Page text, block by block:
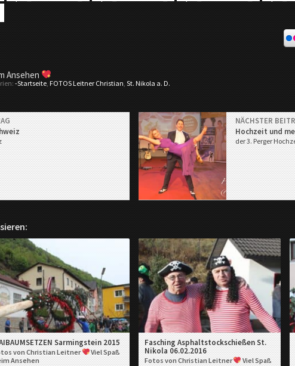
Ansehen
-Startseite, FOTOS Leitner Christian, St. Nikola a. D.
NÄCHSTER
Hochzeit und
der 3. Perger
Sarmingstein 2015
von Christian Leitner
Viel Spaß
Ansehen
Fasching Asphaltstockschießen St.
Nikola 06.02.2016
Fotos von Christian Leitner
Viel Spaß